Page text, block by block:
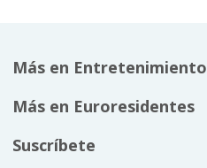
Más en Entretenimiento
Más en Euroresidentes
Suscríbete